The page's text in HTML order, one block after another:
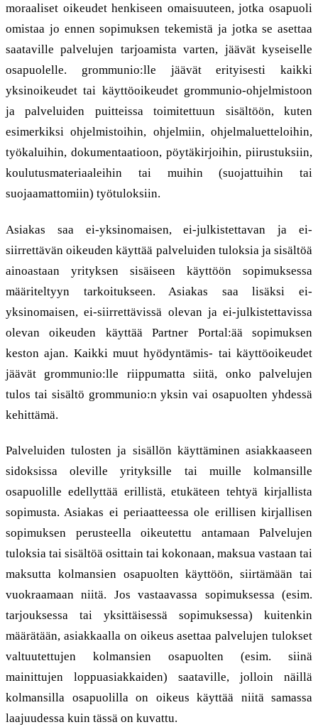
moraaliset oikeudet henkiseen omaisuuteen, jotka osapuoli
omistaa jo ennen sopimuksen tekemistä ja jotka se asettaa
saataville palvelujen tarjoamista varten, jäävät kyseiselle
osapuolelle. grommunio:lle jäävät erityisesti kaikki
yksinoikeudet tai käyttöoikeudet grommunio-ohjelmistoon
ja palveluiden puitteissa toimitettuun sisältöön, kuten
esimerkiksi ohjelmistoihin, ohjelmiin, ohjelmaluetteloihin,
työkaluihin, dokumentaatioon, pöytäkirjoihin, piirustuksiin,
koulutusmateriaaleihin tai muihin (suojattuihin tai
suojaamattomiin) työtuloksiin.
Asiakas saa ei-yksinomaisen, ei-julkistettavan ja ei-
siirrettävän oikeuden käyttää palveluiden tuloksia ja sisältöä
ainoastaan yrityksen sisäiseen käyttöön sopimuksessa
määriteltyyn tarkoitukseen. Asiakas saa lisäksi ei-
yksinomaisen, ei-siirrettävissä olevan ja ei-julkistettavissa
olevan oikeuden käyttää Partner Portal:ää sopimuksen
keston ajan. Kaikki muut hyödyntämis- tai käyttöoikeudet
jäävät grommunio:lle riippumatta siitä, onko palvelujen
tulos tai sisältö grommunio:n yksin vai osapuolten yhdessä
kehittämä.
Palveluiden tulosten ja sisällön käyttäminen asiakkaaseen
sidoksissa oleville yrityksille tai muille kolmansille
osapuolille edellyttää erillistä, etukäteen tehtyä kirjallista
sopimusta. Asiakas ei periaatteessa ole erillisen kirjallisen
sopimuksen perusteella oikeutettu antamaan Palvelujen
tuloksia tai sisältöä osittain tai kokonaan, maksua vastaan tai
maksutta kolmansien osapuolten käyttöön, siirtämään tai
vuokraamaan niitä. Jos vastaavassa sopimuksessa (esim.
tarjouksessa tai yksittäisessä sopimuksessa) kuitenkin
määrätään, asiakkaalla on oikeus asettaa palvelujen tulokset
valtuutettujen kolmansien osapuolten (esim. siinä
mainittujen loppuasiakkaiden) saataville, jolloin näillä
kolmansilla osapuolilla on oikeus käyttää niitä samassa
laajuudessa kuin tässä on kuvattu.